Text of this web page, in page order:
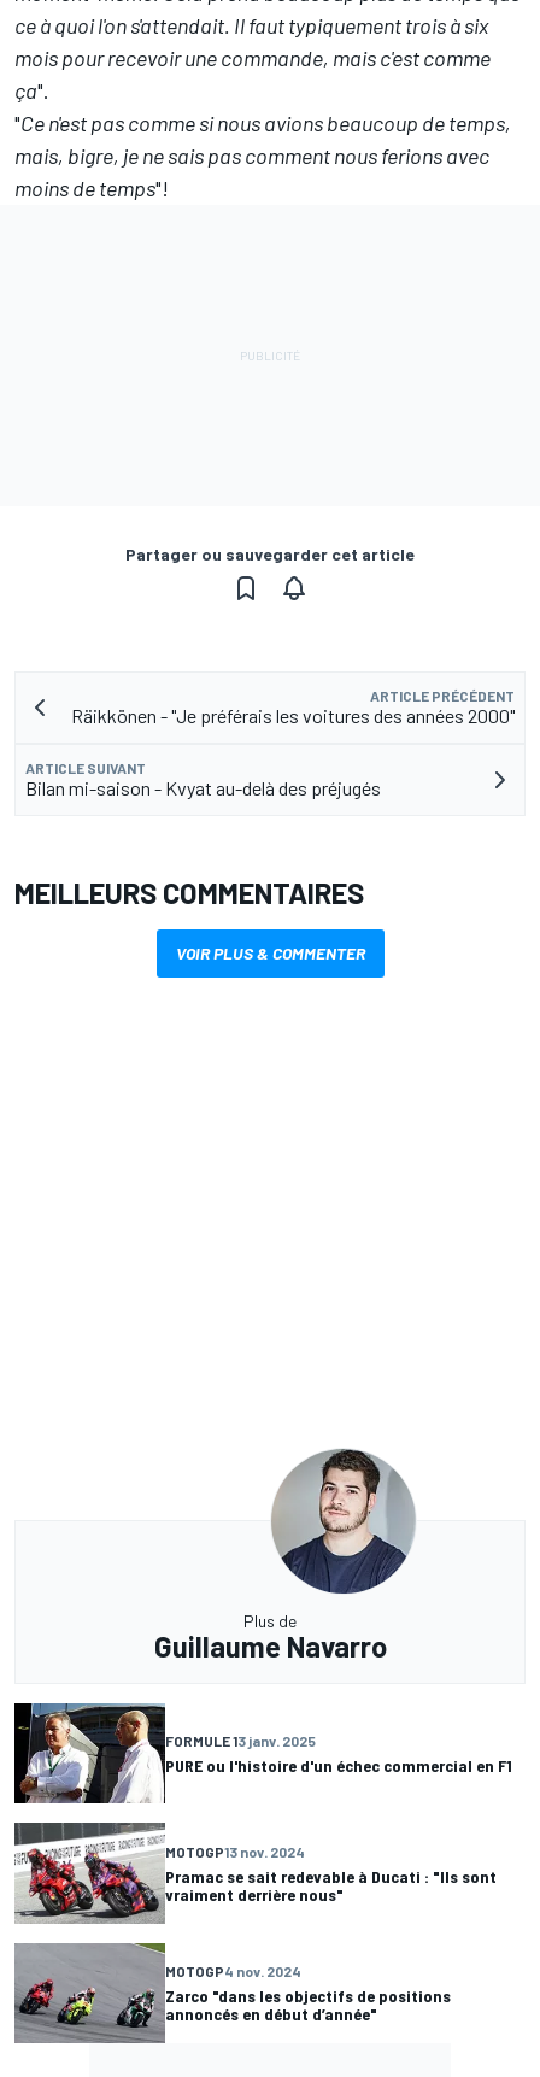
ce à quoi l'on s'attendait. Il faut typiquement trois à six
mois pour recevoir une commande, mais c'est comme
ça".
"Ce n'est pas comme si nous avions beaucoup de temps,
mais, bigre, je ne sais pas comment nous ferions avec
moins de temps"!
Partager ou sauvegarder cet article
ARTICLE PRÉCÉDENT
Räikkönen - "Je préférais les voitures des années 2000"
ARTICLE SUIVANT
Bilan mi-saison - Kvyat au-delà des préjugés
MEILLEURS COMMENTAIRES
VOIR PLUS & COMMENTER
Plus de
Guillaume Navarro
FORMULE 13 janv. 2025
PURE ou l'histoire d'un échec commercial en F1
MOTOGP13 nov. 2024
Pramac se sait redevable à Ducati : "Ils sont
vraiment derrière nous"
MOTOGP4 nov. 2024
Zarco "dans les objectifs de positions
annoncés en début d’année"